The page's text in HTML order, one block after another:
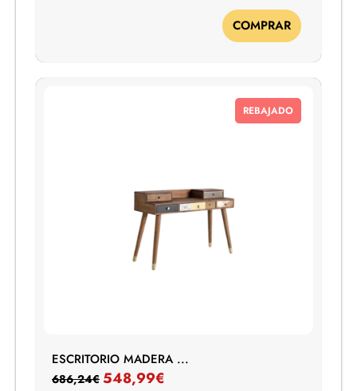
COMPRAR
REBAJADO
ESCRITORIO MADERA ...
686,24€ 548,99€